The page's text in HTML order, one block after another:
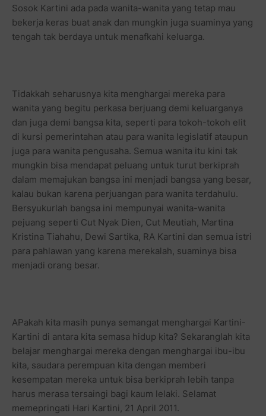
Sosok Kartini ada pada wanita-wanita yang tetap mau
bekerja keras buat anak dan mungkin juga suaminya yang
tengah tak berdaya untuk menafkahi keluarga.
Tidakkah seharusnya kita menghargai mereka para
wanita yang begitu perkasa berjuang demi keluarganya
dan juga demi bangsa kita, seperti para tokoh-tokoh elit
di kursi pemerintahan atau para wanita legislatif ataupun
juga para wanita pengusaha. Semua wanita itu kini tak
mungkin bisa mendapat peluang untuk turut berkiprah
dalam memajukan bangsa ini menjadi bangsa yang besar,
kalau bukan karena perjuangan para wanita terdahulu.
Bersyukurlah bangsa ini mempunyai wanita-wanita
pejuang seperti Cut Nyak Dien, Cut Meutiah, Martina
Kristina Tiahahu, Dewi Sartika, RA Kartini dan semua istri
para pahlawan yang karena merekalah, suaminya bisa
menjadi orang besar.
APakah kita masih punya semangat menghargai Kartini-
Kartini di antara kita semasa hidup kita? Sekaranglah kita
belajar menghargai mereka dengan menghargai ibu-ibu
kita, saudara perempuan kita dengan memberi
kesempatan mereka untuk bisa berkiprah lebih tanpa
harus merasa tersaingi bagi kaum lelaki. Selamat
memepringati Hari Kartini, 21 April 2011.